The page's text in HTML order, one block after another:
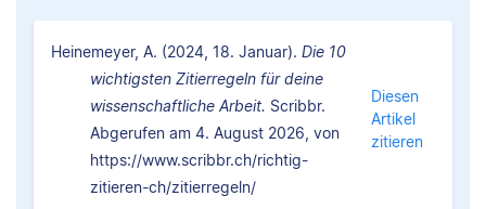
Heinemeyer, A. (2024, 18. Januar). Die 10
wichtigsten Zitierregeln für deine
wissenschaftliche Arbeit. Scribbr.
Abgerufen am 4. August 2026, von
https://www.scribbr.ch/richtig-
zitieren-ch/zitierregeln/
Diesen
Artikel
zitieren